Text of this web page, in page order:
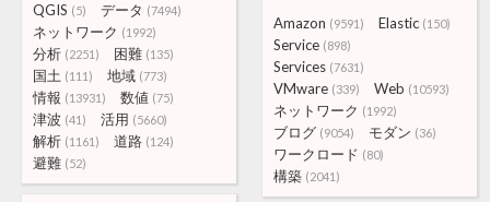
Amazon (9591) Elastic (150)
Service (898)
Services (7631)
VMware (339) Web (10593)
ネットワーク (1992)
ブログ (9054) モダン (36)
ワークロード (80)
構築 (2041)
QGIS (5) データ (7494)
ネットワーク (1992)
分析 (2251) 困難 (135)
国土 (111) 地域 (773)
情報 (13931) 数値 (75)
津波 (41) 活用 (5660)
解析 (1161) 道路 (124)
避難 (52)